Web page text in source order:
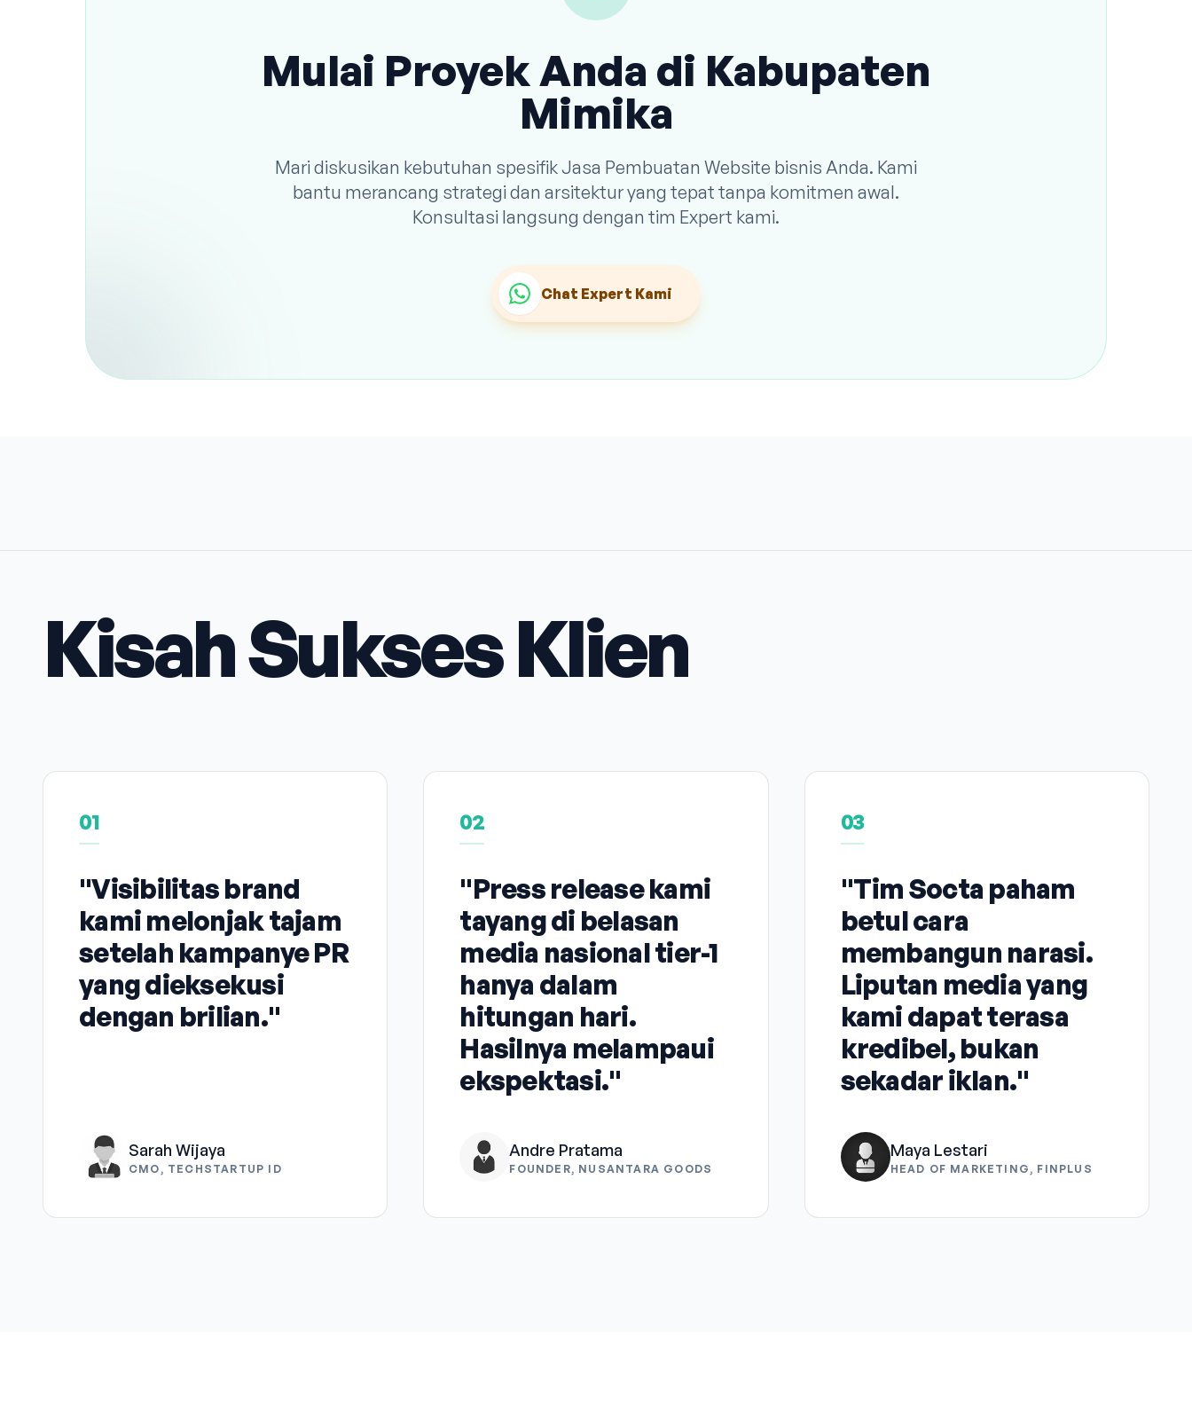
Mulai Proyek Anda di Kabupaten
Mimika
Mari diskusikan kebutuhan spesifik Jasa Pembuatan Website bisnis Anda. Kami
bantu merancang strategi dan arsitektur yang tepat tanpa komitmen awal.
Konsultasi langsung dengan tim Expert kami.
Chat Expert Kami
Kisah Sukses Klien
01
"Visibilitas brand
kami melonjak tajam
setelah kampanye PR
yang dieksekusi
dengan brilian."
Sarah Wijaya
CMO, TECHSTARTUP ID
02
"Press release kami
tayang di belasan
media nasional tier-1
hanya dalam
hitungan hari.
Hasilnya melampaui
ekspektasi."
Andre Pratama
FOUNDER, NUSANTARA GOODS
03
"Tim Socta paham
betul cara
membangun narasi.
Liputan media yang
kami dapat terasa
kredibel, bukan
sekadar iklan."
Maya Lestari
HEAD OF MARKETING, FINPLUS